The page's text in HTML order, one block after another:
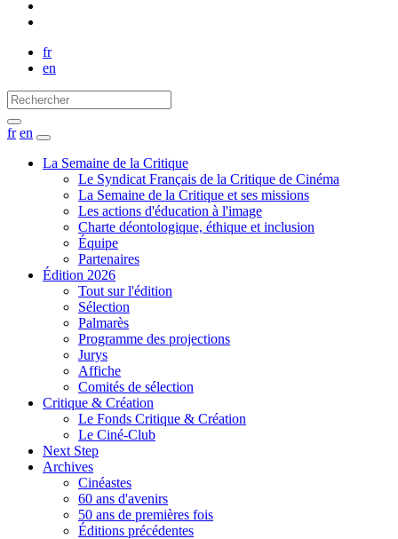
fr
en
fr en
La Semaine de la Critique
Le Syndicat Français de la Critique de Cinéma
La Semaine de la Critique et ses missions
Les actions d'éducation à l'image
Charte déontologique, éthique et inclusion
Équipe
Partenaires
Édition 2026
Tout sur l'édition
Sélection
Palmarès
Programme des projections
Jurys
Affiche
Comités de sélection
Critique & Création
Le Fonds Critique & Création
Le Ciné-Club
Next Step
Archives
Cinéastes
60 ans d'avenirs
50 ans de premières fois
Éditions précédentes